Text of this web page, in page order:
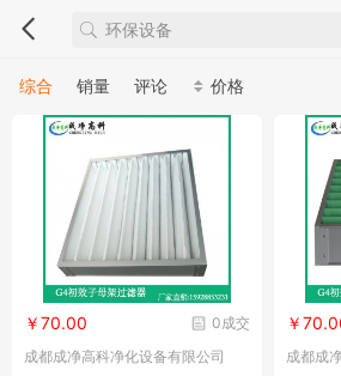
综合 销量 评论 价格
0成交
￥70.00
成都成净高科净化设备有限公司
￥
成都成